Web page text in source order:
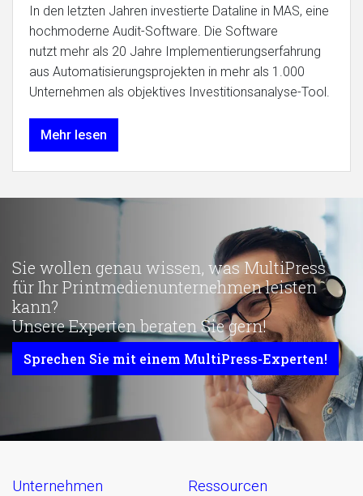
In den letzten Jahren investierte Dataline in MAS, eine
hochmoderne Audit-Software. Die Software
nutzt mehr als 20 Jahre Implementierungserfahrung
aus Automatisierungsprojekten in mehr als 1.000
Unternehmen als objektives Investitionsanalyse-Tool.
Mehr lesen
Sie wollen genau wissen, was MultiPress
für Ihr Printmedienunternehmen leisten
kann?
Unsere Experten beraten Sie gern!
Sprechen Sie mit einem MultiPress-Experten!
unternehmen ressourcen